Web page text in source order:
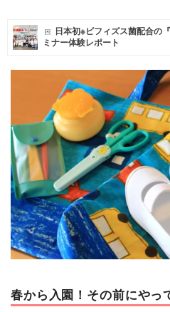
住まい
トレンド・イベント
日本初※ビフィズス菌配合の
ミナー体験レポート
春から入園！その前にや